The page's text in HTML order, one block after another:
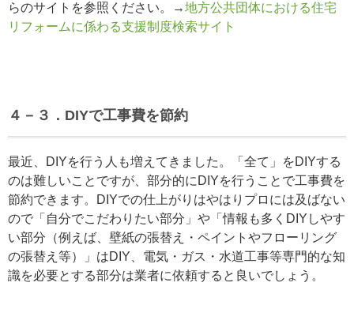
らのサイトを参照ください。→地方公共団体における住宅
リフォームに係わる支援制度検索サイト
４－３．DIYで工事費を節約
最近、DIYを行う人も増えてきました。「全て」をDIYする
のは難しいことですが、部分的にDIYを行うことで工事費を
節約できます。DIYでの仕上がりはやはりプロには及ばない
ので「自分でこだわりたい部分」や「情報も多くDIYしやす
い部分（例えば、壁紙の張替え・ペイントやフローリング
の張替え等）」はDIY、電気・ガス・水道工事等専門的な知
識を必要とする部分は業者に依頼すると良いでしょう。